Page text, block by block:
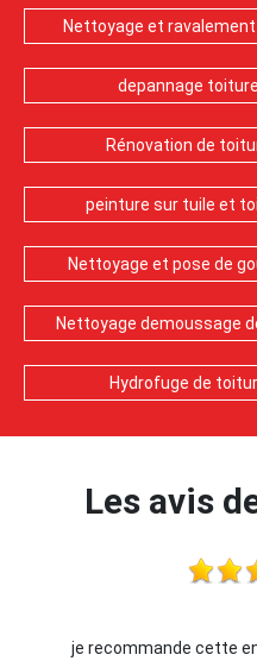
Nettoyage et
depannage
Rénovation de
peinture sur tuile et
Nettoyage et pose de
Nettoyage demoussage
Hydrofuge de
Les avis
je recommande cette